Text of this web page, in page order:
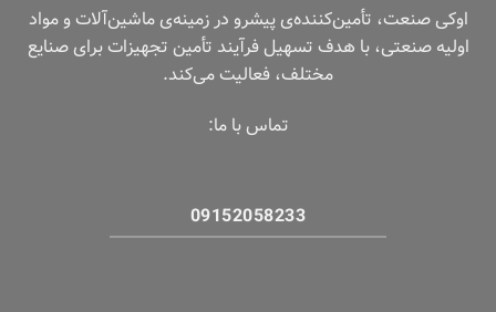
اوکی صنعت، تأمین‌کننده‌ی پیشرو در زمینه‌ی ماشین‌آلات و مواد
اولیه صنعتی، با هدف تسهیل فرآیند تأمین تجهیزات برای صنایع
مختلف، فعالیت می‌کند.
تماس با ما:
09152058233